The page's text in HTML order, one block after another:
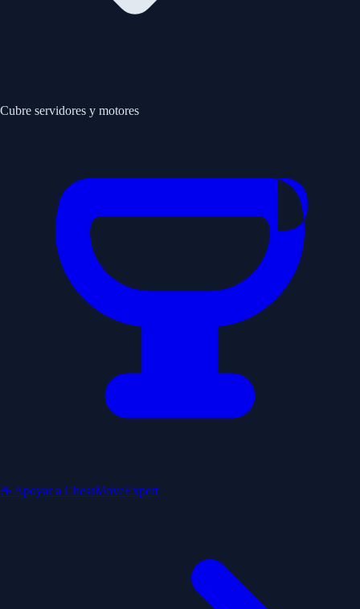
Cubre servidores y motores
☕ Apoyar a ChessMoveExpert